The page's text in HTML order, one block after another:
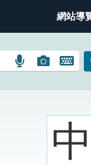
網站導
語
搜
圖
搜
圖
示
開
鍵
圖
示